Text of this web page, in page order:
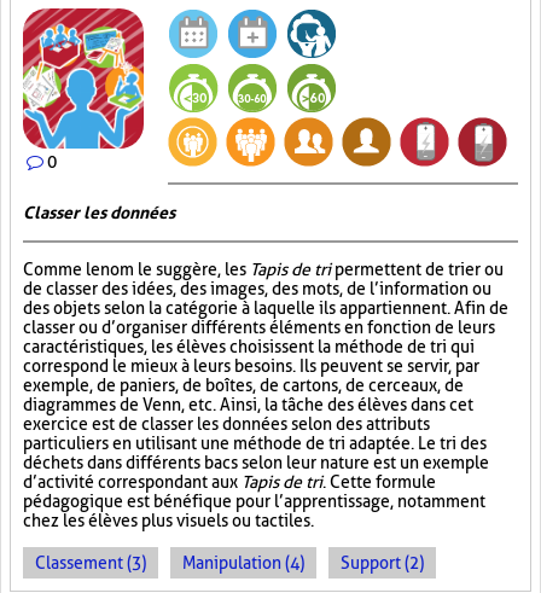
0
Classer les données
Comme le nom le suggère, les Tapis de tripermettent de trier ou
de classer des idées, des images, des mots, de l’information ou
des objets selon la catégorie à laquelle ils appartiennent. Afin de
classer ou d’organiser différents éléments en fonction de leurs
caractéristiques, les élèves choisissent la méthode de tri qui
correspond le mieux à leurs besoins. Ils peuvent se servir, par
exemple, de paniers, de boîtes, de cartons, de cerceaux, de
diagrammes de Venn, etc. Ainsi, la tâche des élèves dans cet
exercice est de classer les données selon des attributs
particuliers en utilisant une méthode de tri adaptée. Le tri des
déchets dans différents bacs selon leur nature est un exemple
d’activité correspondant aux Tapis de tri. Cette formule
pédagogique est bénéfique pour l’apprentissage, notamment
chez les élèves plus visuels ou tactiles.
Classement (3) Manipulation (4) Support (2)